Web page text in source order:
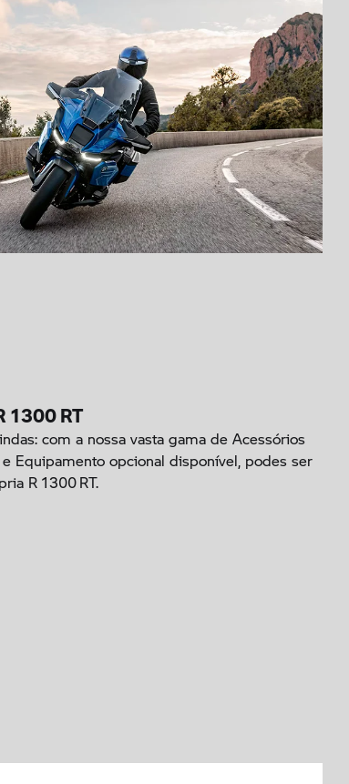
1300 RT
com a nossa vasta gama de Acessórios
Equipamento opcional disponível, podes ser
R 1300 RT.